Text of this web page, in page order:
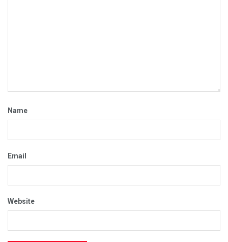
Name
Email
Website